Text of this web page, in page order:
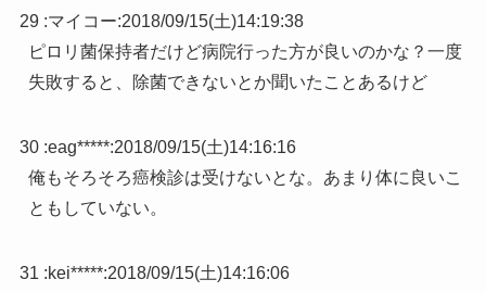
29 :マイコー:2018/09/15(土)14:19:38
ピロリ菌保持者だけど病院行った方が良いのかな？一度
失敗すると、除菌できないとか聞いたことあるけど
30 :eag*****:2018/09/15(土)14:16:16
俺もそろそろ癌検診は受けないとな。あまり体に良いこ
ともしていない。
31 :kei*****:2018/09/15(土)14:16:06